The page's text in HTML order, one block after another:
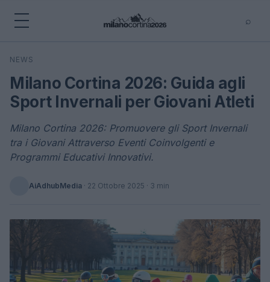
⌕
Cerca
NEWS
Milano Cortina 2026: Guida agli
Sport Invernali per Giovani Atleti
Milano Cortina 2026: Promuovere gli Sport Invernali
tra i Giovani Attraverso Eventi Coinvolgenti e
Programmi Educativi Innovativi.
AiAdhubMedia · 22 Ottobre 2025 · 3 min